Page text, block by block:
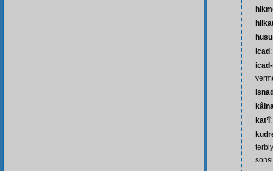
icad
icad-
kat’î